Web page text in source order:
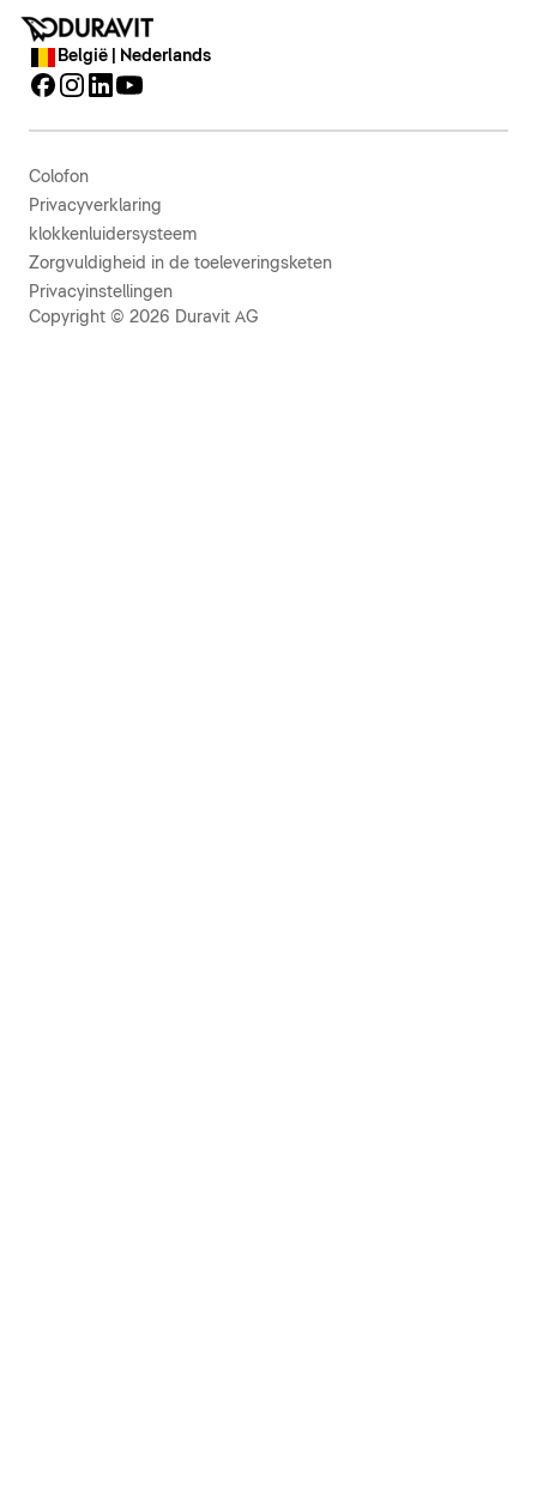
België | Nederlands
Colofon
Privacyverklaring
klokkenluidersysteem
Zorgvuldigheid in de toeleveringsketen
Privacyinstellingen
Copyright © 2026 Duravit AG